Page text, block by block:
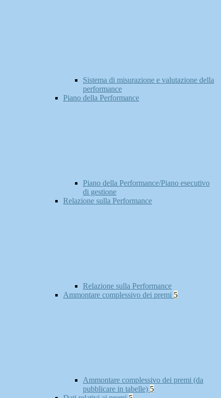
Sistema di misurazione e valutazione della
performance
Piano della Performance
Piano della Performance/Piano esecutivo
di gestione
Relazione sulla Performance
Relazione sulla Performance
Ammontare complessivo dei premi 5
Ammontare complessivo dei premi (da
pubblicare in tabelle) 5